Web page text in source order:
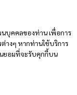
บุคคลของท่าน เพื่อการ
างๆ หากท่านใช้บริการ
นยอมที่จะรับคุกกี้บน